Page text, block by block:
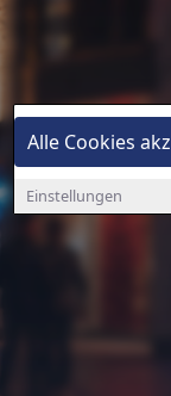
Alle Cookies
Einstellungen